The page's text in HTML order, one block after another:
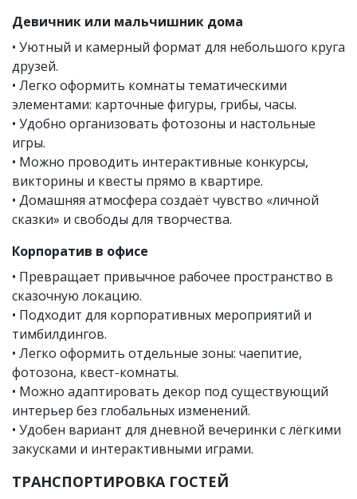
Девичник или мальчишник дома
• Уютный и камерный формат для небольшого круга
друзей.
• Легко оформить комнаты тематическими
элементами: карточные фигуры, грибы, часы.
• Удобно организовать фотозоны и настольные
игры.
• Можно проводить интерактивные конкурсы,
викторины и квесты прямо в квартире.
• Домашняя атмосфера создаёт чувство «личной
сказки» и свободы для творчества.
Корпоратив в офисе
• Превращает привычное рабочее пространство в
сказочную локацию.
• Подходит для корпоративных мероприятий и
тимбилдингов.
• Легко оформить отдельные зоны: чаепитие,
фотозона, квест-комнаты.
• Можно адаптировать декор под существующий
интерьер без глобальных изменений.
• Удобен вариант для дневной вечеринки с лёгкими
закусками и интерактивными играми.
ТРАНСПОРТИРОВКА ГОСТЕЙ